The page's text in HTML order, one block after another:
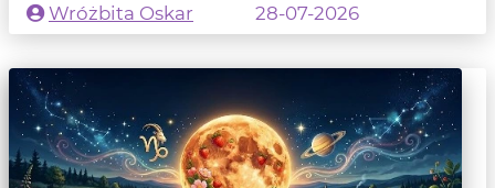
Wróżbita Oskar
28-07-2026